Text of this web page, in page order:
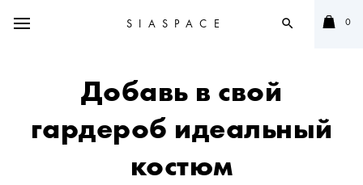
SIASPACE search 0
Добавь в свой
гардероб идеальный
костюм